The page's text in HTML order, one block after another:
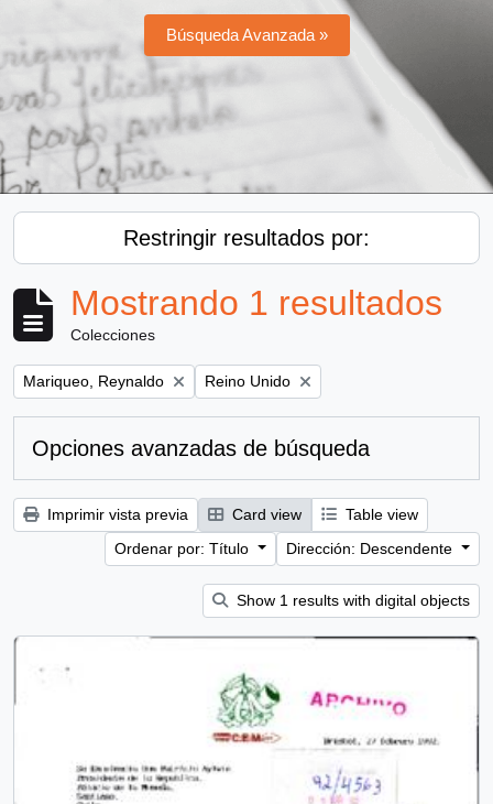
Búsqueda Avanzada »
Restringir resultados por:
Mostrando 1 resultados
Colecciones
Remove filter:
Mariqueo, Reynaldo Remove filter:
Reino Unido
Opciones avanzadas de búsqueda
Imprimir vista previa Card view
Table view
Ordenar por: Título
Dirección: Descendente
Show 1 results with digital objects